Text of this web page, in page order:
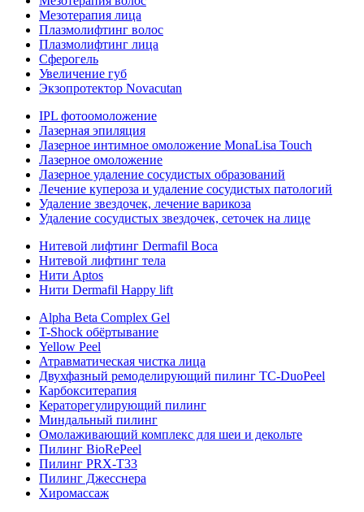
Мезотерапия лица
Плазмолифтинг волос
Плазмолифтинг лица
Сферогель
Увеличение губ
Экзопротектор Novacutan
IPL фотоомоложение
Лазерная эпиляция
Лазерное интимное омоложение MonaLisa Touch
Лазерное омоложение
Лазерное удаление сосудистых образований
Лечение купероза и удаление сосудистых патологий
Удаление звездочек, лечение варикоза
Удаление сосудистых звездочек, сеточек на лице
Нитевой лифтинг Dermafil Boca
Нитевой лифтинг тела
Нити Aptos
Нити Dermafil Happy lift
Alpha Beta Complex Gel
T-Shock обёртывание
Yellow Peel
Атравматическая чистка лица
Двухфазный ремоделирующий пилинг TC-DuoPeel
Карбокситерапия
Кераторегулирующий пилинг
Миндальный пилинг
Омолаживающий комплекс для шеи и декольте
Пилинг BioRePeel
Пилинг PRX-T33
Пилинг Джесснера
Хиромассаж